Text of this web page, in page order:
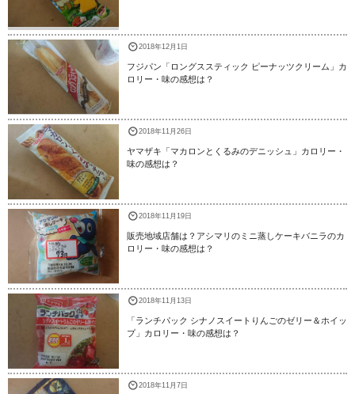
2018年12月1日
フジパン「ロングススティック ピーナッツクリーム」カ
ロリー・味の感想は？
2018年11月26日
ヤマザキ「マカロンとくるみのデニッシュ」カロリー・
味の感想は？
2018年11月19日
販売地域店舗は？アシマリのミニ蒸しケーキバニラのカ
ロリー・味の感想は？
2018年11月13日
「ランチパック シナノスイートりんごのゼリー＆ホイッ
プ」カロリー・味の感想は？
2018年11月7日